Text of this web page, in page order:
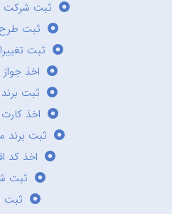
ثبت شرکت
ثبت
ثبت
اخذ
ثبت
اخذ کارت
ثبت برند
اخذ کد
ثبت
ثبت